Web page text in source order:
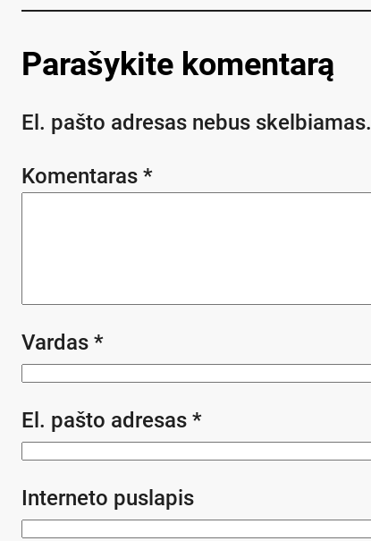
Parašykite komentarą
El. pašto adresas nebus skelbiamas.
Komentaras *
Vardas *
El. pašto adresas *
Interneto puslapis